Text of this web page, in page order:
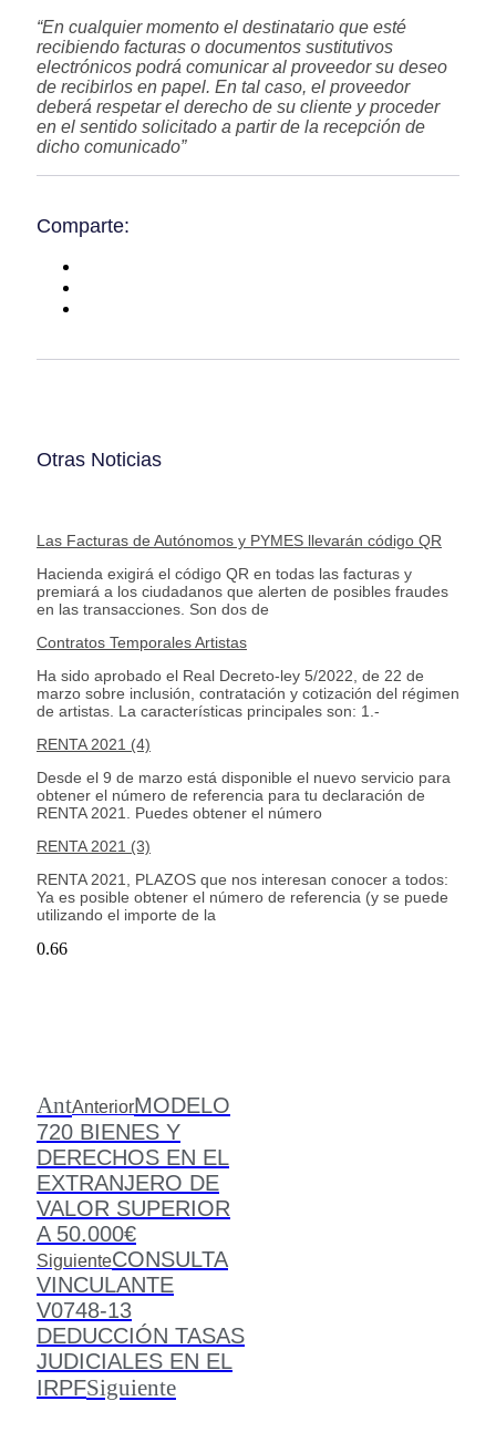
“En cualquier momento el destinatario que esté
recibiendo facturas o documentos sustitutivos
electrónicos podrá comunicar al proveedor su deseo
de recibirlos en papel. En tal caso, el proveedor
deberá respetar el derecho de su cliente y proceder
en el sentido solicitado a partir de la recepción de
dicho comunicado”
Comparte:
Otras Noticias
Las Facturas de Autónomos y PYMES llevarán código QR
Hacienda exigirá el código QR en todas las facturas y
premiará a los ciudadanos que alerten de posibles fraudes
en las transacciones. Son dos de
Contratos Temporales Artistas
Ha sido aprobado el Real Decreto-ley 5/2022, de 22 de
marzo sobre inclusión, contratación y cotización del régimen
de artistas. La características principales son: 1.-
RENTA 2021 (4)
Desde el 9 de marzo está disponible el nuevo servicio para
obtener el número de referencia para tu declaración de
RENTA 2021. Puedes obtener el número
RENTA 2021 (3)
RENTA 2021, PLAZOS que nos interesan conocer a todos:
Ya es posible obtener el número de referencia (y se puede
utilizando el importe de la
AntAnteriorMODELO
720 BIENES Y
DERECHOS EN EL
EXTRANJERO DE
VALOR SUPERIOR
A 50.000€
SiguienteCONSULTA
VINCULANTE
V0748-13
DEDUCCIÓN TASAS
JUDICIALES EN EL
IRPFSiguiente